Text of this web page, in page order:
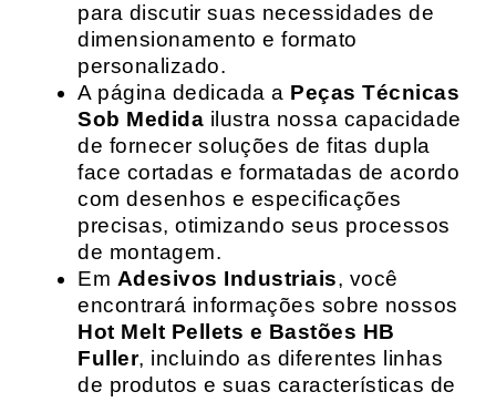
para discutir suas necessidades de
dimensionamento e formato
personalizado.
A página dedicada a Peças Técnicas
Sob Medida ilustra nossa capacidade
de fornecer soluções de fitas dupla
face cortadas e formatadas de acordo
com desenhos e especificações
precisas, otimizando seus processos
de montagem.
Em Adesivos Industriais, você
encontrará informações sobre nossos
Hot Melt Pellets e Bastões HB
Fuller, incluindo as diferentes linhas
de produtos e suas características de